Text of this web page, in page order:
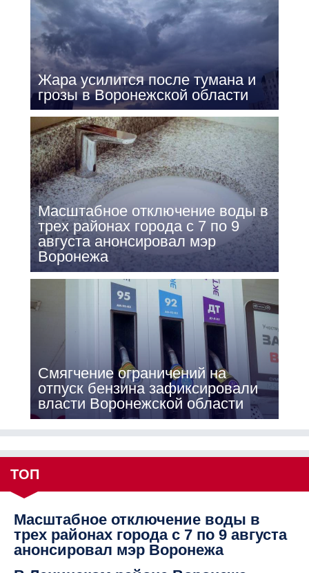
Жара усилится после тумана и
грозы в Воронежской области
Масштабное отключение воды в
трех районах города с 7 по 9
августа анонсировал мэр
Воронежа
Смягчение ограничений на
отпуск бензина зафиксировали
власти Воронежской области
ТОП
Масштабное отключение воды в
трех районах города с 7 по 9 августа
анонсировал мэр Воронежа